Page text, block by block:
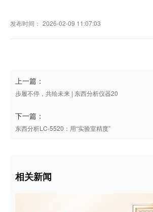
发布时间： 2026-02-09 11:07:03
上一篇：
步履不停，共绘未来 | 东西分析仪器20
下一篇：
东西分析LC-5520：用“实验室精度”
相关新闻